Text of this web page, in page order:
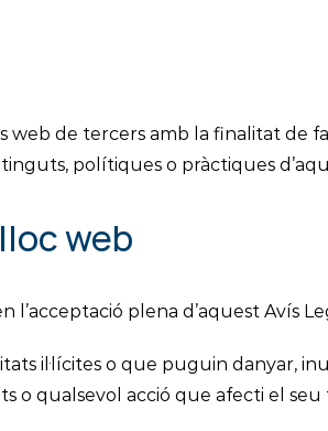
web de tercers amb la finalitat de
polítiques o pràctiques
web
l’acceptació plena d’aquest Avís
il·lícites o que puguin danyar,
o qualsevol acció que afecti el